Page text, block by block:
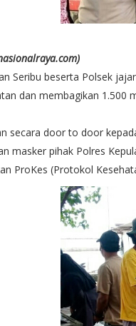
Seribu beserta Polsek
dan membagikan 1.500
secara door to door
masker pihak Polres
ProKes (Protokol